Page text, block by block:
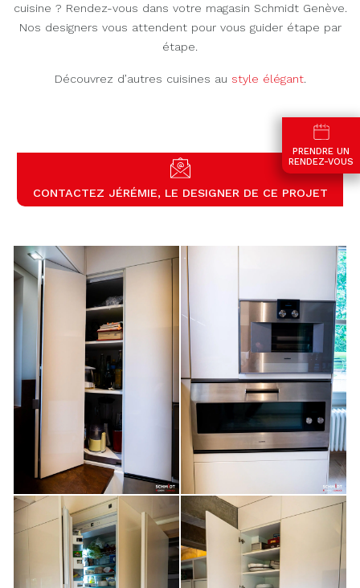
PRENDRE UN
RENDEZ-VOUS
cuisine ? Rendez-vous dans votre magasin Schmidt Genève.
Nos designers vous attendent pour vous guider étape par
étape.
Découvrez d’autres cuisines au style élégant.
CONTACTEZ JÉRÉMIE, LE DESIGNER DE CE PROJET